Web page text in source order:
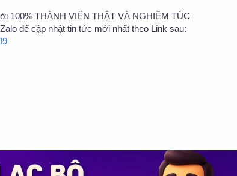
100% THÀNH VIÊN THẬT VÀ NGHIÊM TÚC
để cập nhật tin tức mới nhất theo Link sau: